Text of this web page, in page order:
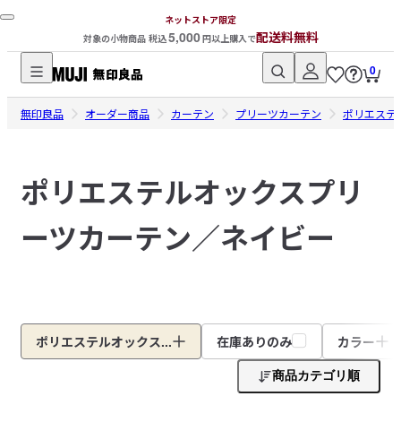
ネットストア限定
対象の小物商品 税込5,000円以上購入で配送料無料
無
印
ネ
ッ
ト
ス
0
無印良品 オーダー商品 カーテン プリーツカーテン ポリエステ
ポリエステルオックスプリ
ーツカーテン／ネイビー
ポリエステルオックス... 在庫ありのみ カラー
商品カテゴリ順